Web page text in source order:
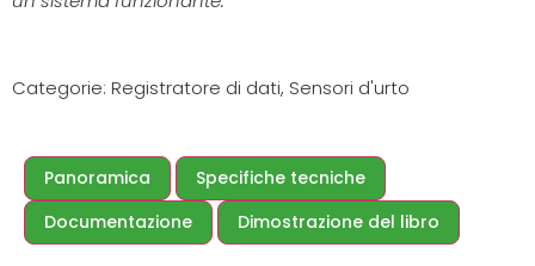
Categorie: Registratore di dati, Sensori d'urto
Panoramica
Specifiche tecniche
Documentazione
Dimostrazione del libro